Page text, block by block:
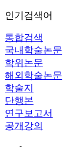
인기검색어
통합검색
국내학술논문
학위논문
해외학술논문
학술지
단행본
연구보고서
공개강의